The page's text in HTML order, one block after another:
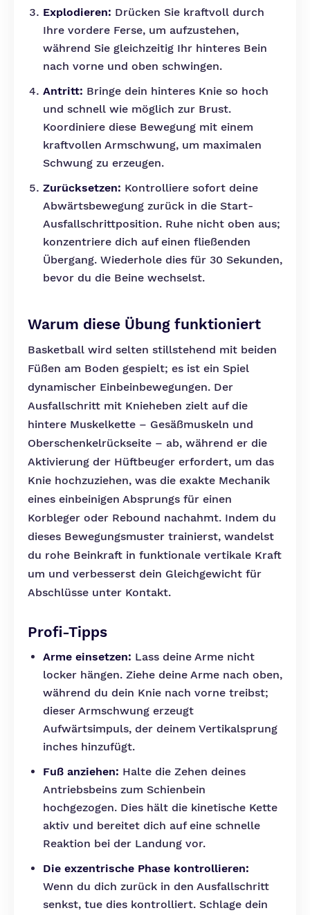
Explodieren: Drücken Sie kraftvoll durch
Ihre vordere Ferse, um aufzustehen,
während Sie gleichzeitig Ihr hinteres Bein
nach vorne und oben schwingen.
Antritt: Bringe dein hinteres Knie so hoch
und schnell wie möglich zur Brust.
Koordiniere diese Bewegung mit einem
kraftvollen Armschwung, um maximalen
Schwung zu erzeugen.
Zurücksetzen: Kontrolliere sofort deine
Abwärtsbewegung zurück in die Start-
Ausfallschrittposition. Ruhe nicht oben aus;
konzentriere dich auf einen fließenden
Übergang. Wiederhole dies für 30 Sekunden,
bevor du die Beine wechselst.
Warum diese Übung funktioniert
Basketball wird selten stillstehend mit beiden
Füßen am Boden gespielt; es ist ein Spiel
dynamischer Einbeinbewegungen. Der
Ausfallschritt mit Knieheben zielt auf die
hintere Muskelkette – Gesäßmuskeln und
Oberschenkelrückseite – ab, während er die
Aktivierung der Hüftbeuger erfordert, um das
Knie hochzuziehen, was die exakte Mechanik
eines einbeinigen Absprungs für einen
Korbleger oder Rebound nachahmt. Indem du
dieses Bewegungsmuster trainierst, wandelst
du rohe Beinkraft in funktionale vertikale Kraft
um und verbesserst dein Gleichgewicht für
Abschlüsse unter Kontakt.
Profi-Tipps
Arme einsetzen: Lass deine Arme nicht
locker hängen. Ziehe deine Arme nach oben,
während du dein Knie nach vorne treibst;
dieser Armschwung erzeugt
Aufwärtsimpuls, der deinem Vertikalsprung
inches hinzufügt.
Fuß anziehen: Halte die Zehen deines
Antriebsbeins zum Schienbein
hochgezogen. Dies hält die kinetische Kette
aktiv und bereitet dich auf eine schnelle
Reaktion bei der Landung vor.
Die exzentrische Phase kontrollieren:
Wenn du dich zurück in den Ausfallschritt
senkst, tue dies kontrolliert. Schlage dein